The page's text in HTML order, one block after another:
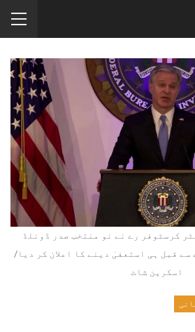
کرسٹوفر رے نے نو منتخب صدر ڈونلڈ
قبل ہی استعفیٰ دینے کا اعلان کر دیا/
اسکرین شاٹ